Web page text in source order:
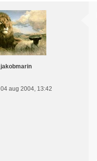
jakobmarin
04 aug 2004, 13:42